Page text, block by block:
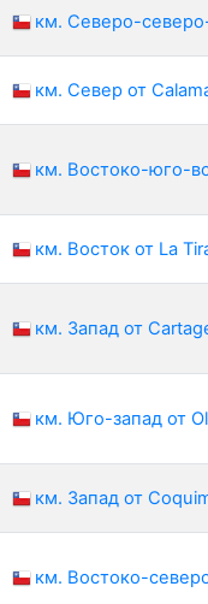
км. Северо-
км. Север от
км. Востоко-юго-
км. Восток от La
км. Запад от
км. Юго-запад от
км. Запад от
км. Востоко-